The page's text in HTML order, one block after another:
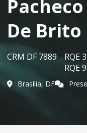
Pacheco
De Brito
CRM DF 7889
RQE
RQE
Brasília, DF